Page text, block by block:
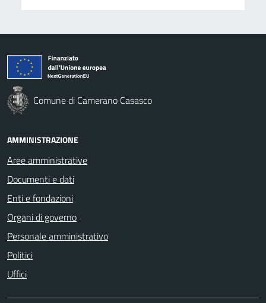
Comune di Camerano Casasco
AMMINISTRAZIONE
Aree amministrative
Documenti e dati
Enti e fondazioni
Organi di governo
Personale amministrativo
Politici
Uffici